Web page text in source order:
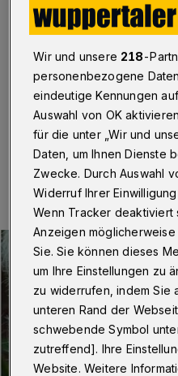
Wuppertal ·Auf dem
Dezember 2025) ab
Weihnachtsandacht der
Kirchengemeinde
11.12.2025 , 15:30 Uhr
Wir und unsere 218-
personenbezogene
eindeutige Kennungen
Auswahl von OK
für die unter „Wir und
Daten, um Ihnen Dienste
Zwecke. Durch Auswahl
Widerruf Ihrer
Wenn Tracker deaktiviert
Anzeigen
Sie. Sie können dieses
um Ihre Einstellungen zu
zu widerrufen, indem Sie
unteren Rand der
schwebende Symbol
zutreffend]. Ihre
Website. Weitere